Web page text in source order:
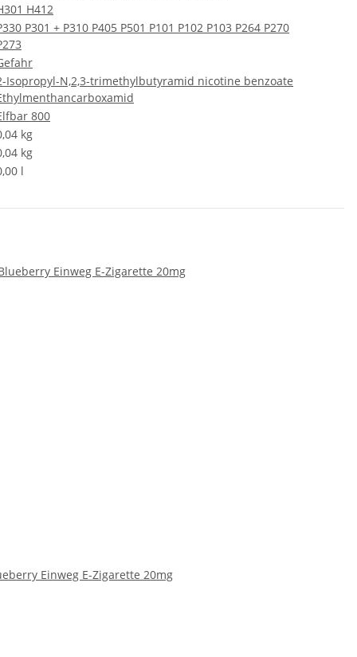
H412
P301 + P310 P405 P501 P101 P102 P103 P264 P270
Isopropyl-N,2,3-trimethylbutyramid nicotine benzoate
800
kg
kg
l
Einweg E-Zigarette 20mg